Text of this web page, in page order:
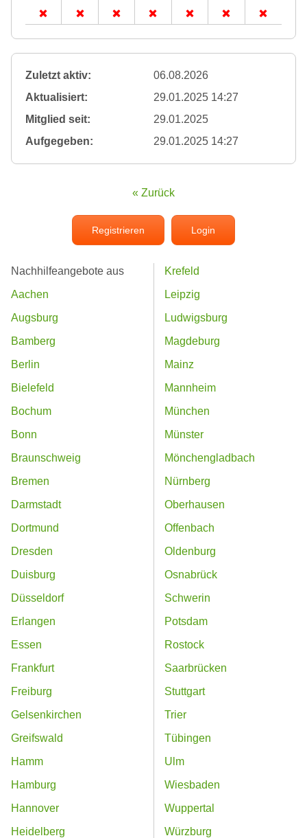
Zuletzt aktiv:
06.08.2026
Aktualisiert:
29.01.2025 14:27
Mitglied seit:
29.01.2025
Aufgegeben:
29.01.2025 14:27
« Zurück
Registrieren Login
Nachhilfeangebote aus
Aachen
Augsburg
Bamberg
Berlin
Bielefeld
Bochum
Bonn
Braunschweig
Bremen
Darmstadt
Dortmund
Dresden
Duisburg
Düsseldorf
Erlangen
Essen
Frankfurt
Freiburg
Gelsenkirchen
Greifswald
Hamm
Hamburg
Hannover
Heidelberg
Krefeld
Leipzig
Ludwigsburg
Magdeburg
Mainz
Mannheim
München
Münster
Mönchengladbach
Nürnberg
Oberhausen
Offenbach
Oldenburg
Osnabrück
Schwerin
Potsdam
Rostock
Saarbrücken
Stuttgart
Trier
Tübingen
Ulm
Wiesbaden
Wuppertal
Würzburg